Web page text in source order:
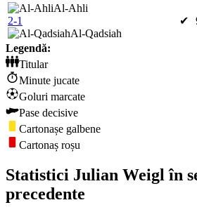
Al-Ahli
2-1
Al-Qadsiah
✔
Legendă:
Titular
Minute jucate
Goluri marcate
Pase decisive
Cartonașe galbene
Cartonaș roșu
Statistici Julian Weigl în
precedente